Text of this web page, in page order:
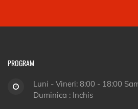
PROGRAM
Luni - Vineri: 8:00 - 18:00
Duminica : Inchis